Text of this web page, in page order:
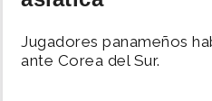
POLÍTICA
Jugadores panameños
ante Corea del Sur.